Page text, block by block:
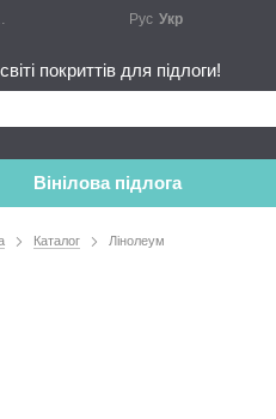
Публічний договір
Рус Укр
покриттів для підлоги!
Вінілова підлога
Каталог Лінолеум